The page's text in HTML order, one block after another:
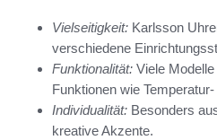
Vielseitigkeit: Karlsson
verschiedene
Funktionalität: Viele
Funktionen wie
Individualität: Besonders
kreative Akzente.